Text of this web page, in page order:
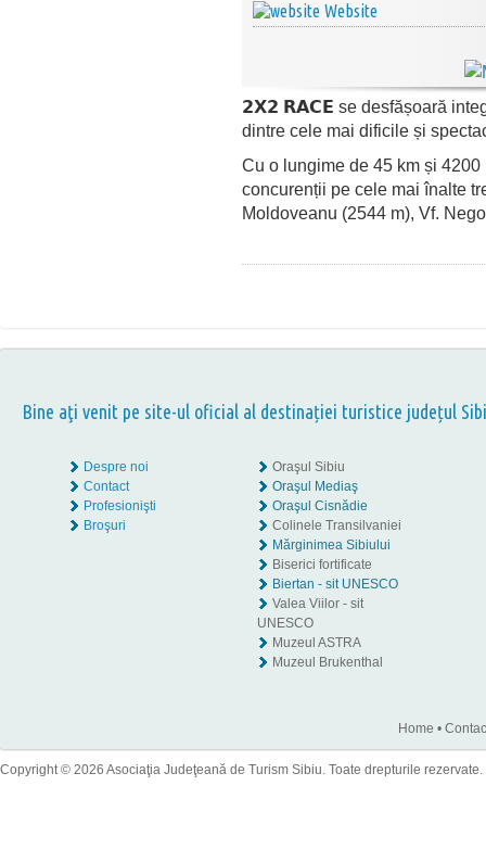
Website
𝟮𝗫𝟮 𝗥𝗔𝗖𝗘 se desfășoară
dintre cele mai dificile și
Cu o lungime de 45 km și
concurenții pe cele mai înalte
Moldoveanu (2544 m), Vf.
Bine aţi venit pe site-ul oficial al destinației turistice județul
Despre noi
Contact
Profesionişti
Broşuri
Oraşul Sibiu
Oraşul Mediaş
Oraşul Cisnădie
Colinele Transilvaniei
Mărginimea Sibiului
Biserici fortificate
Biertan - sit UNESCO
Valea Viilor - sit
UNESCO
Muzeul ASTRA
Muzeul Brukenthal
Home •
Copyright © 2026 Asociaţia Judeţeană de Turism Sibiu. Toate drepturile rezervate.